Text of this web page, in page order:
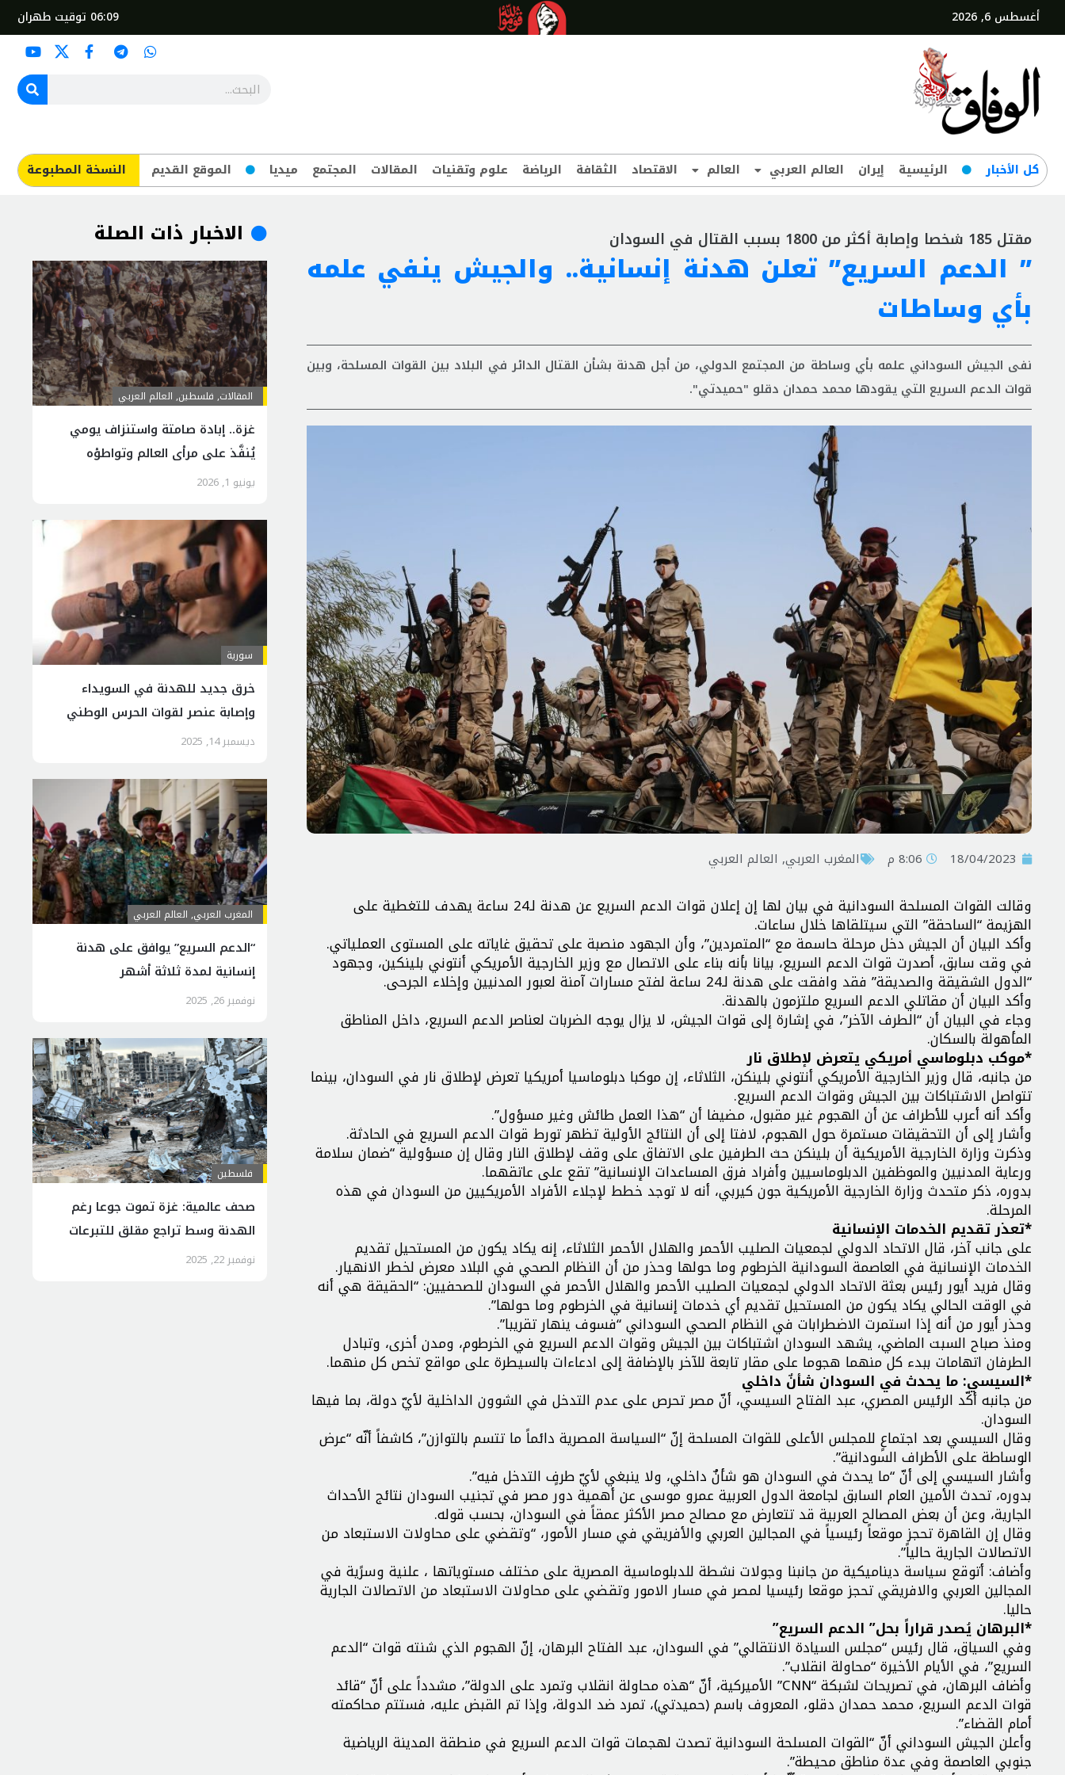
أغسطس 6, 2026 06:09 توقيت طهران
کل‌ الأخبار الرئيسية إيران العالم العربي العالم الاقتصاد الثقافة الرياضة علوم وتقنيات المقالات المجتمع ميديا الموقع القديم ​النسخة المطبوعة
مقتل 185 شخصا وإصابة أكثر من 1800 بسبب القتال في السودان
” الدعم السريع” تعلن هدنة إنسانية.. والجيش ينفي علمه
بأي وساطات
نفى الجيش السوداني علمه بأي وساطة من المجتمع الدولي، من أجل هدنة بشأن القتال الدائر في البلاد بين القوات المسلحة، وبين
قوات الدعم السريع التي يقودها محمد حمدان دقلو "حميدتي".
18/04/2023 8:06 م المغرب العربي, العالم العربي
وقالت القوات المسلحة السودانية في بيان لها إن إعلان قوات الدعم السريع عن هدنة لـ24 ساعة يهدف للتغطية على
الهزيمة “الساحقة” التي سيتلقاها خلال ساعات.
وأكد البيان أن الجيش دخل مرحلة حاسمة مع “المتمردين”، وأن الجهود منصبة على تحقيق غاياته على المستوى العملياتي.
في وقت سابق، أصدرت قوات الدعم السريع، بيانا بأنه بناء على الاتصال مع وزير الخارجية الأمريكي أنتوني بلينكين، وجهود
“الدول الشقيقة والصديقة” فقد وافقت على هدنة لـ24 ساعة لفتح مسارات آمنة لعبور المدنيين وإخلاء الجرحى.
وأكد البيان أن مقاتلي الدعم السريع ملتزمون بالهدنة.
وجاء في البيان أن “الطرف الآخر”، في إشارة إلى قوات الجيش، لا يزال يوجه الضربات لعناصر الدعم السريع، داخل المناطق
المأهولة بالسكان.
*موكب دبلوماسي أمريكي يتعرض لإطلاق نار
من جانبه، قال وزير الخارجية الأمريكي أنتوني بلينكن، الثلاثاء، إن موكبا دبلوماسيا أمريكيا تعرض لإطلاق نار في السودان، بينما
تتواصل الاشتباكات بين الجيش وقوات الدعم السريع.
وأكد أنه أعرب للأطراف عن أن الهجوم غير مقبول، مضيفا أن “هذا العمل طائش وغير مسؤول”.
وأشار إلى أن التحقيقات مستمرة حول الهجوم، لافتا إلى أن النتائج الأولية تظهر تورط قوات الدعم السريع في الحادثة.
وذكرت وزارة الخارجية الأمريكية أن بلينكن حث الطرفين على الاتفاق على وقف لإطلاق النار وقال إن مسؤولية “ضمان سلامة
ورعاية المدنيين والموظفين الدبلوماسيين وأفراد فرق المساعدات الإنسانية” تقع على عاتقهما.
بدوره، ذكر متحدث وزارة الخارجية الأمريكية جون كيربي، أنه لا توجد خطط لإجلاء الأفراد الأمريكيين من السودان في هذه
المرحلة.
*تعذر تقديم الخدمات الإنسانية
على جانب آخر، قال الاتحاد الدولي لجمعيات الصليب الأحمر والهلال الأحمر الثلاثاء، إنه يكاد يكون من المستحيل تقديم
الخدمات الإنسانية في العاصمة السودانية الخرطوم وما حولها وحذر من أن النظام الصحي في البلاد معرض لخطر الانهيار.
وقال فريد أيور رئيس بعثة الاتحاد الدولي لجمعيات الصليب الأحمر والهلال الأحمر في السودان للصحفيين: “الحقيقة هي أنه
في الوقت الحالي يكاد يكون من المستحيل تقديم أي خدمات إنسانية في الخرطوم وما حولها”.
وحذر أيور من أنه إذا استمرت الاضطرابات في النظام الصحي السوداني “فسوف ينهار تقريبا”.
ومنذ صباح السبت الماضي، يشهد السودان اشتباكات بين الجيش وقوات الدعم السريع في الخرطوم، ومدن أخرى، وتبادل
الطرفان اتهامات ببدء كل منهما هجوما على مقار تابعة للآخر بالإضافة إلى ادعاءات بالسيطرة على مواقع تخص كل منهما.
*السيسي: ما يحدث في السودان شأنٌ داخلي
من جانبه أكّد الرئيس المصري، عبد الفتاح السيسي، أنّ مصر تحرص على عدم التدخل في الشوون الداخلية لأيّ دولة، بما فيها
السودان.
وقال السيسي بعد اجتماعٍ للمجلس الأعلى للقوات المسلحة إنّ “السياسة المصرية دائماً ما تتسم بالتوازن”، كاشفاً أنّه “عرض
الوساطة على الأطراف السودانية”.
وأشار السيسي إلى أنّ “ما يحدث في السودان هو شأنٌ داخلي، ولا ينبغي لأيّ طرفٍ التدخل فيه”.
بدوره، تحدث الأمين العام السابق لجامعة الدول العربية عمرو موسى عن أهمية دور مصر في تجنيب السودان نتائج الأحداث
الجارية، وعن أن بعض المصالح العربية قد تتعارض مع مصالح مصر الأكثر عمقاً في السودان، بحسب قوله.
وقال إن القاهرة تحجز موقعاً رئيسياً في المجالين العربي والأفريقي في مسار الأمور، “وتقضي على محاولات الاستبعاد من
الاتصالات الجارية حالياً”.
وأضاف: أتوقع سياسة ديناميكية من جانبنا وجولات نشطة للدبلوماسية المصرية على مختلف مستوياتها ، علنية وسرًية في
المجالين العربي والافريقي تحجز موقعا رئيسيا لمصر في مسار الامور وتقضي على محاولات الاستبعاد من الاتصالات الجارية
حاليا.
*البرهان يُصدر قراراً بحل” الدعم السريع”
وفي السياق، قال رئيس “مجلس السيادة الانتقالي” في السودان، عبد الفتاح البرهان، إنّ الهجوم الذي شنته قوات “الدعم
السريع”، في الأيام الأخيرة “محاولة انقلاب”.
وأضاف البرهان، في تصريحات لشبكة “CNN” الأميركية، أنّ “هذه محاولة انقلاب وتمرد على الدولة”، مشدداً على أنّ “قائد
قوات الدعم السريع، محمد حمدان دقلو، المعروف باسم (حميدتي)، تمرد ضد الدولة، وإذا تم القبض عليه، فستتم محاكمته
أمام القضاء”.
وأعلن الجيش السوداني أنّ “القوات المسلحة السودانية تصدت لهجمات قوات الدعم السريع في منطقة المدينة الرياضية
جنوبي العاصمة وفي عدة مناطق محيطة”.
الاخبار ذات الصلة
المقالات, فلسطين, العالم العربي
غزة.. إبادة صامتة واستنزاف يومي
يُنفَّذ على مرأى العالم وتواطؤه
يونيو 1, 2026
سورية
خرق جديد للهدنة في السويداء
وإصابة عنصر لقوات الحرس الوطني
ديسمبر 14, 2025
المغرب العربي, العالم العربي
“الدعم السريع” يوافق على هدنة
إنسانية لمدة ثلاثة أشهر
نوفمبر 26, 2025
فلسطين
صحف عالمية: غزة تموت جوعا رغم
الهدنة وسط تراجع مقلق للتبرعات
نوفمبر 22, 2025